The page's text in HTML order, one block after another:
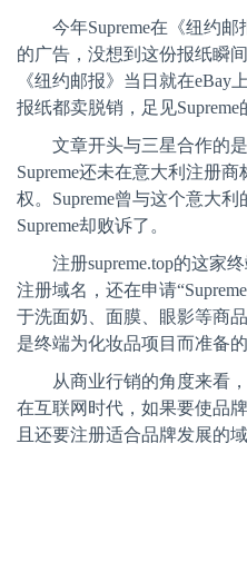
今年Supreme在《纽约
的广告，没想到这份报纸瞬
《纽约邮报》当日就在eBay
报纸都卖脱销，足见Supreme
文章开头与三星合作的
Supreme还未在意大利注册
权。Supreme曾与这个意大
Supreme却败诉了。
注册supreme.top的这家
注册域名，还在申请
于洗面奶、面膜、眼影等商
是终端为化妆品项目而准备的
从商业行销的角度来看
在互联网时代，如果要使品
且还要注册适合品牌发展的